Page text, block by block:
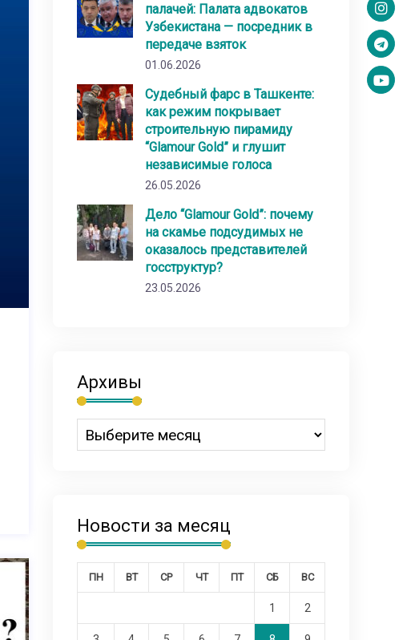
палачей: Палата адвокатов
Узбекистана — посредник в
передаче взяток
01.06.2026
Судебный фарс в Ташкенте:
как режим покрывает
строительную пирамиду
“Glamour Gold” и глушит
независимые голоса
26.05.2026
Дело “Glamour Gold”: почему
на скамье подсудимых не
оказалось представителей
госструктур?
23.05.2026
Архивы
Новости за месяц
ПН ВТ СР ЧТ ПТ СБ ВС
1 2